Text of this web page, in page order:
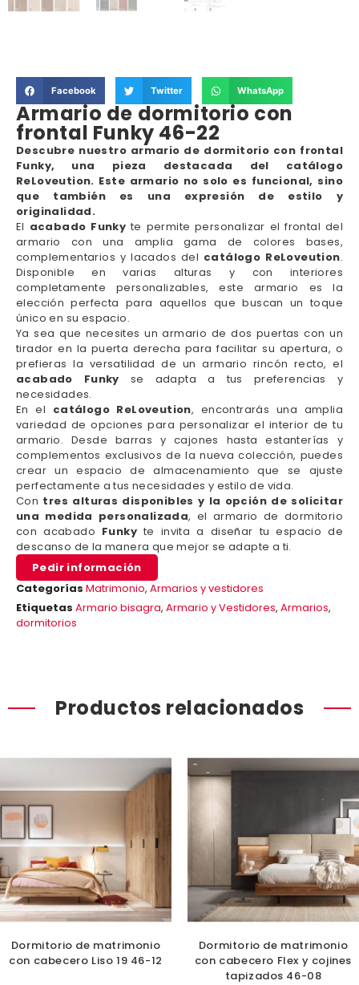
Facebook Twitter WhatsApp
Armario de dormitorio con
frontal Funky 46-22
Descubre nuestro armario de dormitorio con frontal
Funky, una pieza destacada del catálogo
ReLoveution. Este armario no solo es funcional, sino
que también es una expresión de estilo y
originalidad.
El acabado Funky te permite personalizar el frontal del
armario con una amplia gama de colores bases,
complementarios y lacados del catálogo ReLoveution.
Disponible en varias alturas y con interiores
completamente personalizables, este armario es la
elección perfecta para aquellos que buscan un toque
único en su espacio.
Ya sea que necesites un armario de dos puertas con un
tirador en la puerta derecha para facilitar su apertura, o
prefieras la versatilidad de un armario rincón recto, el
acabado Funky se adapta a tus preferencias y
necesidades.
En el catálogo ReLoveution, encontrarás una amplia
variedad de opciones para personalizar el interior de tu
armario. Desde barras y cajones hasta estanterías y
complementos exclusivos de la nueva colección, puedes
crear un espacio de almacenamiento que se ajuste
perfectamente a tus necesidades y estilo de vida.
Con tres alturas disponibles y la opción de solicitar
una medida personalizada, el armario de dormitorio
con acabado Funky te invita a diseñar tu espacio de
descanso de la manera que mejor se adapte a ti.
Pedir información
Categorías Matrimonio, Armarios y vestidores
Etiquetas Armario bisagra, Armario y Vestidores, Armarios,
dormitorios
Productos relacionados
Dormitorio de matrimonio
con cabecero Liso 19 46-12
Dormitorio de matrimonio
con cabecero Flex y cojines
tapizados 46-08